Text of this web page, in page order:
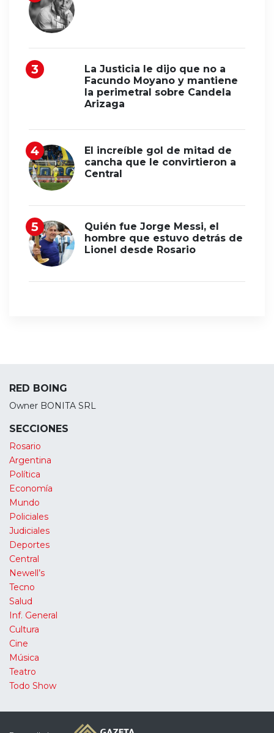
La Justicia le dijo que no a
Facundo Moyano y mantiene
la perimetral sobre Candela
Arizaga
El increíble gol de mitad de
cancha que le convirtieron a
Central
Quién fue Jorge Messi, el
hombre que estuvo detrás de
Lionel desde Rosario
RED BOING
Owner BONITA SRL
SECCIONES
Rosario
Argentina
Política
Economía
Mundo
Policiales
Judiciales
Deportes
Central
Newell’s
Tecno
Salud
Inf. General
Cultura
Cine
Música
Teatro
Todo Show